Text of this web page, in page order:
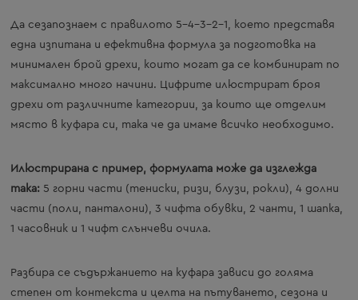
Да сезапознаем с правилото 5-4-3-2-1, което представя
една изпитана и ефективна формула за подготовка на
минимален брой дрехи, които могат да се комбинират по
максимално много начини. Цифрите илюстрират броя
дрехи от различните категории, за които ще отделим
място в куфара си, така че да имаме всичко необходимо.
Илюстрирана с пример, формулата може да изглежда
така: 5 горни части (тениски, ризи, блузи, рокли), 4 долни
части (поли, панталони), 3 чифта обувки, 2 чанти, 1 шапка,
1 часовник и 1 чифт слънчеви очила.
Разбира се съдържанието на куфара зависи до голяма
степен от контекста и целта на пътуването, сезона и